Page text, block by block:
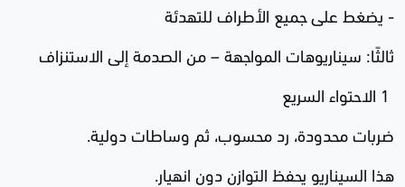
- يضغط على جميع الأطراف للتهدئة
ثالثًا: سيناريوهات المواجهة – من الصدمة إلى الاستنزاف
ضربات محدودة، رد محسوب، ثم وساطات دولية.
هذا السيناريو يحفظ التوازن دون انهيار.